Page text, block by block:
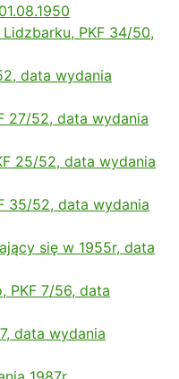
PKF 34/50,
data wydania
27/52, data wydania
25/52, data wydania
35/52, data wydania
się w 1955r, data
PKF 7/56, data
data wydania